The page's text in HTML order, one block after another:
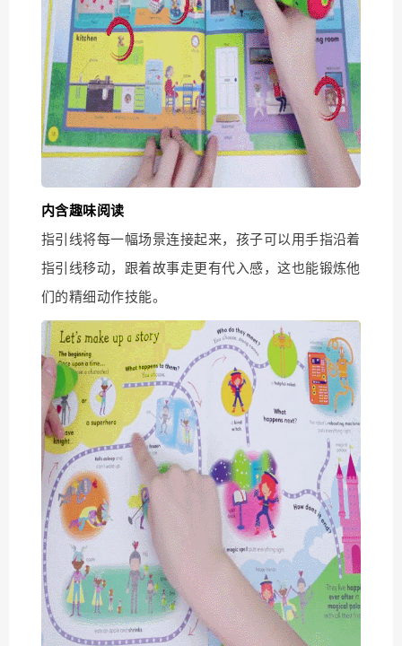
内含趣味阅读
指引线将每一幅场景连接起来，孩子可以用手指沿着
指引线移动，跟着故事走更有代入感，这也能锻炼他
们的精细动作技能。